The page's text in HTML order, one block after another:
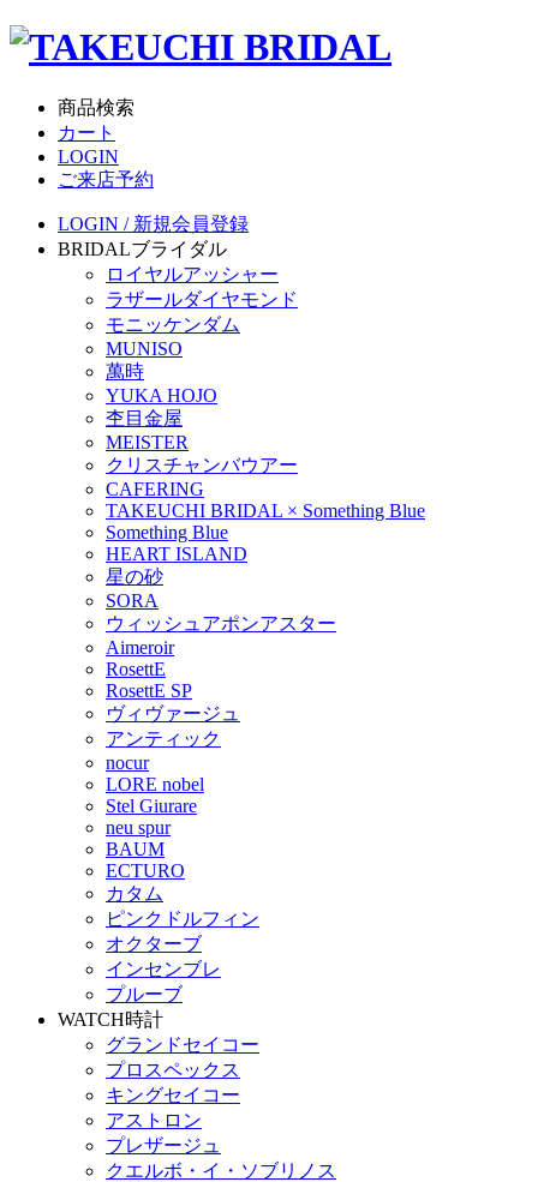
商品検索
カート
LOGIN
ご来店予約
LOGIN / 新規会員登録
BRIDALブライダル
ロイヤルアッシャー
ラザールダイヤモンド
モニッケンダム
MUNISO
萬時
YUKA HOJO
杢目金屋
MEISTER
クリスチャンバウアー
CAFERING
TAKEUCHI BRIDAL × Something Blue
Something Blue
HEART ISLAND
星の砂
SORA
ウィッシュアポンアスター
Aimeroir
RosettE
RosettE SP
ヴィヴァージュ
アンティック
nocur
LORE nobel
Stel Giurare
neu spur
BAUM
ECTURO
カタム
ピンクドルフィン
オクターブ
インセンブレ
プルーブ
WATCH時計
グランドセイコー
プロスペックス
キングセイコー
アストロン
プレザージュ
クエルボ・イ・ソブリノス